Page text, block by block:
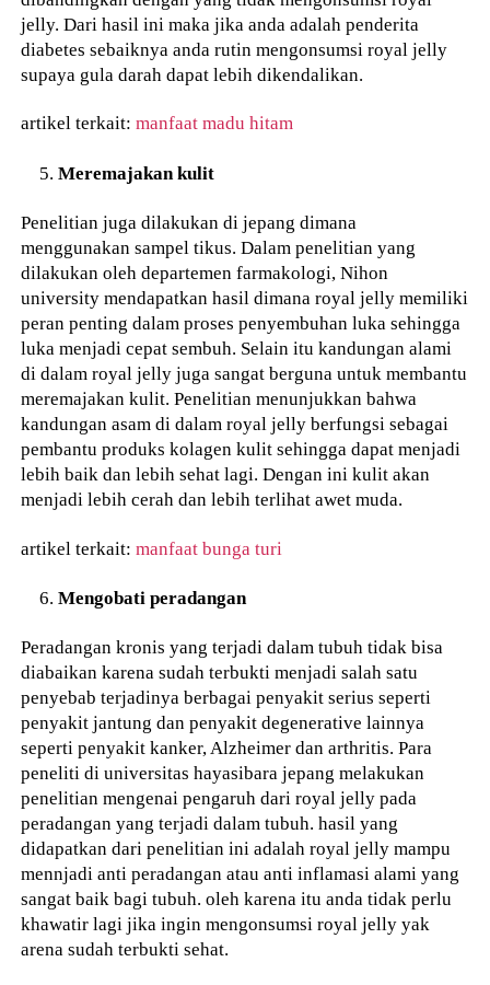
jelly. Dari hasil ini maka jika anda adalah penderita
diabetes sebaiknya anda rutin mengonsumsi royal jelly
supaya gula darah dapat lebih dikendalikan.
artikel terkait:manfaat madu hitam
Meremajakan kulit
Penelitian juga dilakukan di jepang dimana
menggunakan sampel tikus. Dalam penelitian yang
dilakukan oleh departemen farmakologi, Nihon
university mendapatkan hasil dimana royal jelly memiliki
peran penting dalam proses penyembuhan luka sehingga
luka menjadi cepat sembuh. Selain itu kandungan alami
di dalam royal jelly juga sangat berguna untuk membantu
meremajakan kulit. Penelitian menunjukkan bahwa
kandungan asam di dalam royal jelly berfungsi sebagai
pembantu produks kolagen kulit sehingga dapat menjadi
lebih baik dan lebih sehat lagi. Dengan ini kulit akan
menjadi lebih cerah dan lebih terlihat awet muda.
artikel terkait:manfaat bunga turi
Mengobati peradangan
Peradangan kronis yang terjadi dalam tubuh tidak bisa
diabaikan karena sudah terbukti menjadi salah satu
penyebab terjadinya berbagai penyakit serius seperti
penyakit jantung dan penyakit degenerative lainnya
seperti penyakit kanker, Alzheimer dan arthritis. Para
peneliti di universitas hayasibara jepang melakukan
penelitian mengenai pengaruh dari royal jelly pada
peradangan yang terjadi dalam tubuh. hasil yang
didapatkan dari penelitian ini adalah royal jelly mampu
mennjadi anti peradangan atau anti inflamasi alami yang
sangat baik bagi tubuh. oleh karena itu anda tidak perlu
khawatir lagi jika ingin mengonsumsi royal jelly yak
arena sudah terbukti sehat.